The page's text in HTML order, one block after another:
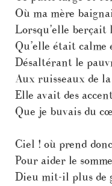
Où ma mère
Lorsqu’elle berçait
Qu’elle était
Désaltérant le
Aux ruisseaux de
Elle avait des
Que je buvais du
Ciel ! où prend
Pour aider le
Dieu mit-il plus de